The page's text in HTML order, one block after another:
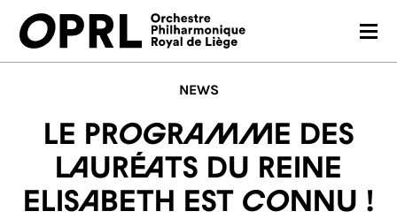
SAISON 26-27
JEUNES PUBLICS
OPRL
NEWS
Le programme des
lauréats du Reine
Elisabeth est connu !